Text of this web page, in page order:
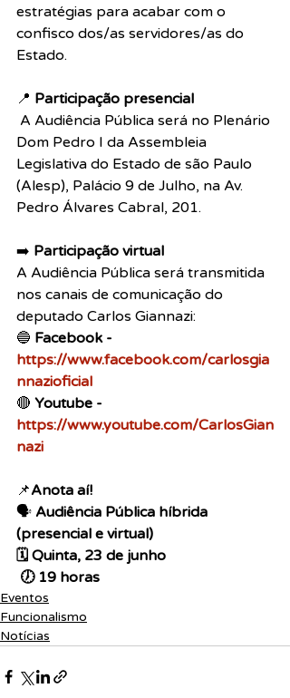
estratégias para acabar com o
confisco dos/as servidores/as do
Estado.
📍 Participação presencial
Dom Pedro I da Assembleia
Legislativa do Estado de são Paulo
(Alesp), Palácio 9 de Julho, na Av.
Pedro Álvares Cabral, 201.
➡️ Participação virtual
A Audiência Pública será transmitida
nos canais de comunicação do
deputado Carlos Giannazi:
🔵 Facebook -
https://www.facebook.com/carlosgia
nnazioficial
🔴 Youtube -
https://www.youtube.com/CarlosGian
nazi
📌Anota aí!
🗣️ Audiência Pública híbrida
(presencial e virtual)
🗓️ Quinta, 23 de junho
🕖 19 horas
Eventos
Funcionalismo
Notícias